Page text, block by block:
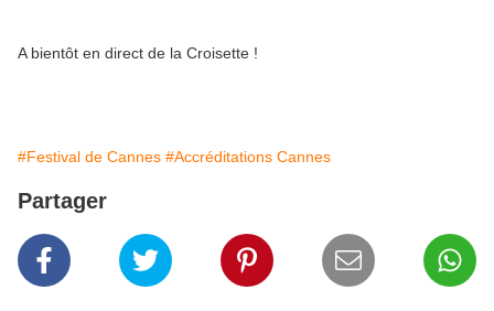
A bientôt en direct de la Croisette !
#Festival de Cannes #Accréditations Cannes
Partager